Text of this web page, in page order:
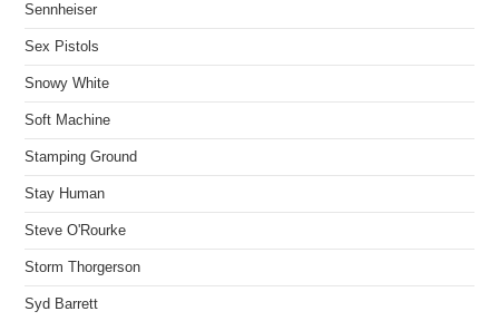
Sennheiser
Sex Pistols
Snowy White
Soft Machine
Stamping Ground
Stay Human
Steve O'Rourke
Storm Thorgerson
Syd Barrett